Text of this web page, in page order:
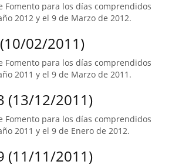
Fomento para los días comprendidos
2012 y el 9 de Marzo de 2012.
02/2011)
Fomento para los días comprendidos
2011 y el 9 de Marzo de 2011.
(13/12/2011)
Fomento para los días comprendidos
2011 y el 9 de Enero de 2012.
(11/11/2011)